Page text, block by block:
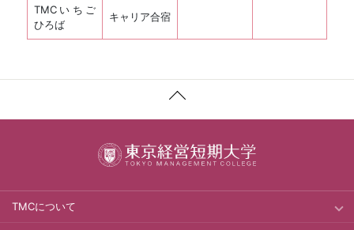
TMCいちご
ひろば
キャリア合宿
TMCについて